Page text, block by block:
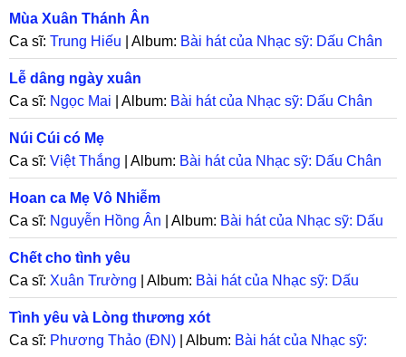
Mùa Xuân Thánh Ân
Ca sĩ: Trung Hiếu | Album: Bài hát của Nhạc sỹ: Dấu Chân
Lễ dâng ngày xuân
Ca sĩ: Ngọc Mai | Album: Bài hát của Nhạc sỹ: Dấu Chân
Núi Cúi có Mẹ
Ca sĩ: Việt Thắng | Album: Bài hát của Nhạc sỹ: Dấu Chân
Hoan ca Mẹ Vô Nhiễm
Ca sĩ: Nguyễn Hồng Ân | Album: Bài hát của Nhạc sỹ: Dấu
Chân
Chết cho tình yêu
Ca sĩ: Xuân Trường | Album: Bài hát của Nhạc sỹ: Dấu
Chân
Tình yêu và Lòng thương xót
Ca sĩ: Phương Thảo (ĐN) | Album: Bài hát của Nhạc sỹ: